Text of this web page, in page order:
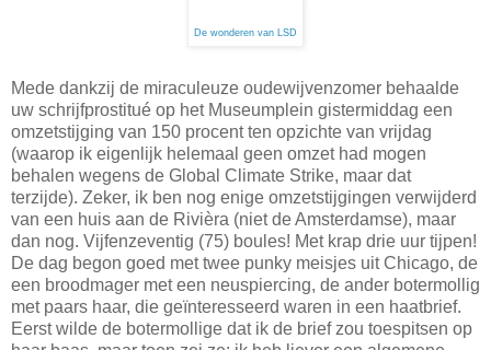
De wonderen van LSD
Mede dankzij de miraculeuze oudewijvenzomer behaalde
uw schrijfprostitué op het Museumplein gistermiddag een
omzetstijging van 150 procent ten opzichte van vrijdag
(waarop ik eigenlijk helemaal geen omzet had mogen
behalen wegens de Global Climate Strike, maar dat
terzijde). Zeker, ik ben nog enige omzetstijgingen verwijderd
van een huis aan de Rivièra (niet de Amsterdamse), maar
dan nog. Vijfenzeventig (75) boules! Met krap drie uur tijpen!
De dag begon goed met twee punky meisjes uit Chicago, de
een broodmager met een neuspiercing, de ander botermollig
met paars haar, die geïnteresseerd waren in een haatbrief.
Eerst wilde de botermollige dat ik de brief zou toespitsen op